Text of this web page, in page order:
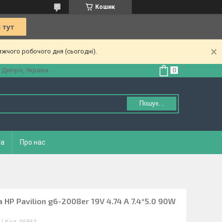
Кошик
робочого дня (сьогодні).
Україна
Пошук...
Про нас
HP Pavilion g6-2008er 19V 4.74 A 7.4*5.0 90W